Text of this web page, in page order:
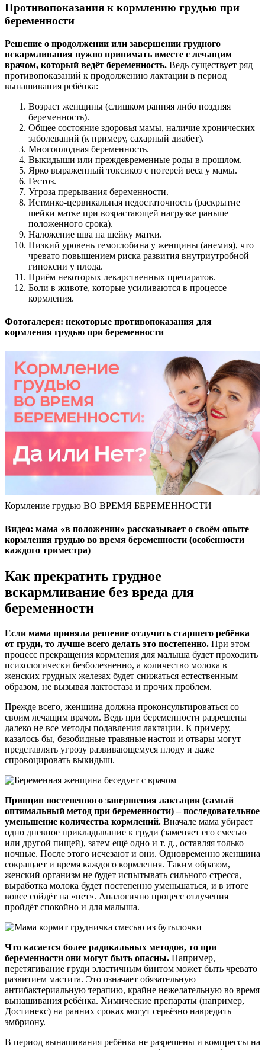
Противопоказания к кормлению грудью при
беременности
Решение о продолжении или завершении грудного
вскармливания нужно принимать вместе с лечащим
врачом, который ведёт беременность. Ведь существует ряд
противопоказаний к продолжению лактации в период
вынашивания ребёнка:
Возраст женщины (слишком ранняя либо поздняя
беременность).
Общее состояние здоровья мамы, наличие хронических
заболеваний (к примеру, сахарный диабет).
Многоплодная беременность.
Выкидыши или преждевременные роды в прошлом.
Ярко выраженный токсикоз с потерей веса у мамы.
Гестоз.
Угроза прерывания беременности.
Истмико-цервикальная недостаточность (раскрытие
шейки матке при возрастающей нагрузке раньше
положенного срока).
Наложение шва на шейку матки.
Низкий уровень гемоглобина у женщины (анемия), что
чревато повышением риска развития внутриутробной
гипоксии у плода.
Приём некоторых лекарственных препаратов.
Боли в животе, которые усиливаются в процессе
кормления.
Фотогалерея: некоторые противопоказания для
кормления грудью при беременности
Кормление грудью ВО ВРЕМЯ БЕРЕМЕННОСТИ
Видео: мама «в положении» рассказывает о своём опыте
кормления грудью во время беременности (особенности
каждого триместра)
Как прекратить грудное
вскармливание без вреда для
беременности
Если мама приняла решение отлучить старшего ребёнка
от груди, то лучше всего делать это постепенно. При этом
процесс прекращения кормления для малыша будет проходить
психологически безболезненно, а количество молока в
женских грудных железах будет снижаться естественным
образом, не вызывая лактостаза и прочих проблем.
Прежде всего, женщина должна проконсультироваться со
своим лечащим врачом. Ведь при беременности разрешены
далеко не все методы подавления лактации. К примеру,
казалось бы, безобидные травяные настои и отвары могут
представлять угрозу развивающемуся плоду и даже
спровоцировать выкидыш.
Принцип постепенного завершения лактации (самый
оптимальный метод при беременности) – последовательное
уменьшение количества кормлений. Вначале мама убирает
одно дневное прикладывание к груди (заменяет его смесью
или другой пищей), затем ещё одно и т. д., оставляя только
ночные. После этого исчезают и они. Одновременно женщина
сокращает и время каждого кормления. Таким образом,
женский организм не будет испытывать сильного стресса,
выработка молока будет постепенно уменьшаться, и в итоге
вовсе сойдёт на «нет». Аналогично процесс отлучения
пройдёт спокойно и для малыша.
Что касается более радикальных методов, то при
беременности они могут быть опасны. Например,
перетягивание груди эластичным бинтом может быть чревато
развитием мастита. Это означает обязательную
антибактериальную терапию, крайне нежелательную во время
вынашивания ребёнка. Химические препараты (например,
Достинекс) на ранних сроках могут серьёзно навредить
эмбриону.
В период вынашивания ребёнка не разрешены и компрессы на